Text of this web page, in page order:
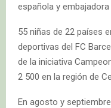
española y
55 niñas de 22 países
deportivas del FC
de la iniciativa
2 500 en la región de
En agosto y